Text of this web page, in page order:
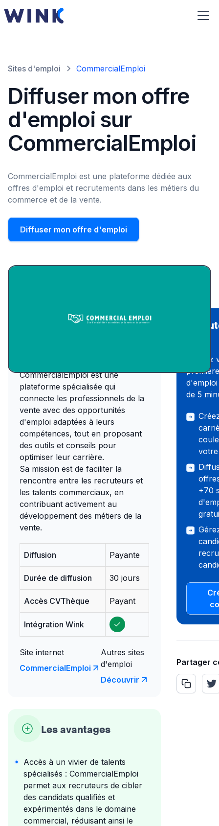
Sites d'emploi CommercialEmploi
Diffuser mon offre
d'emploi sur
CommercialEmploi
CommercialEmploi est une plateforme dédiée aux
offres d'emploi et recrutements dans les métiers du
commerce et de la vente.
Diffuser mon offre d'emploi
Présentation du
CommercialEmploi est une
plateforme spécialisée qui
connecte les professionnels de la
vente avec des opportunités
d'emploi adaptées à leurs
compétences, tout en proposant
des outils et conseils pour
optimiser leur carrière.
Sa mission est de faciliter la
rencontre entre les recruteurs et
les talents commerciaux, en
contribuant activement au
développement des métiers de la
vente.
Diffusion Payante
Durée de diffusion 30 jours
Accès CVThèque Payant
Intégration Wink
Site internet
CommercialEmploi
Autres sites
d'emploi
Découvrir
Les avantages
Accès à un vivier de talents
spécialisés : CommercialEmploi
permet aux recruteurs de cibler
des candidats qualifiés et
expérimentés dans le domaine
commercial, réduisant ainsi le
Publiez
de 5
+70
Partager